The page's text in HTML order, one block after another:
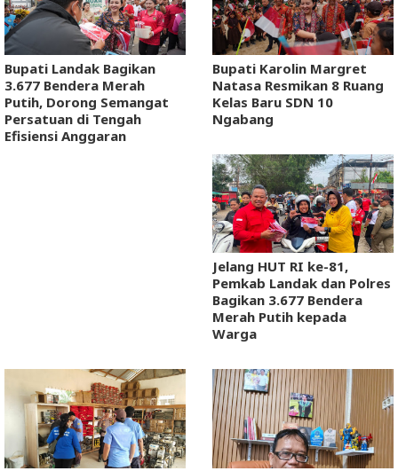
Bupati Landak Bagikan
3.677 Bendera Merah
Putih, Dorong Semangat
Persatuan di Tengah
Efisiensi Anggaran
Bupati Karolin Margret
Natasa Resmikan 8 Ruang
Kelas Baru SDN 10
Ngabang
Jelang HUT RI ke-81,
Pemkab Landak dan Polres
Bagikan 3.677 Bendera
Merah Putih kepada
Warga